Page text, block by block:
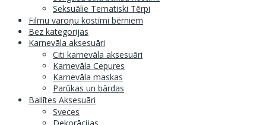
Seksuālie Tematiski Tērpi
Filmu varoņu kostīmi bērniem
Bez kategorijas
Karnevāla aksesuāri
Citi karnevāla aksesuāri
Karnevāla Cepures
Karnevāla maskas
Parūkas un bārdas
Ballītes Aksesuāri
Sveces
Dekorācijas